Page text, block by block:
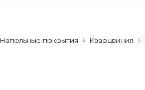
Напольные покрытия Кварцвинил